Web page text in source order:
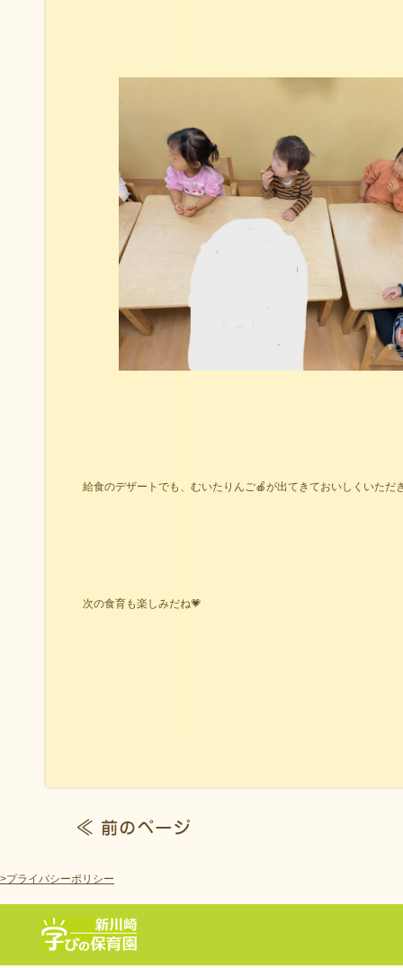
給食のデザートでも、むいたりんご🍎が出てきておいしくいただ
次の食育も楽しみだね💗
>プライバシーポリシー